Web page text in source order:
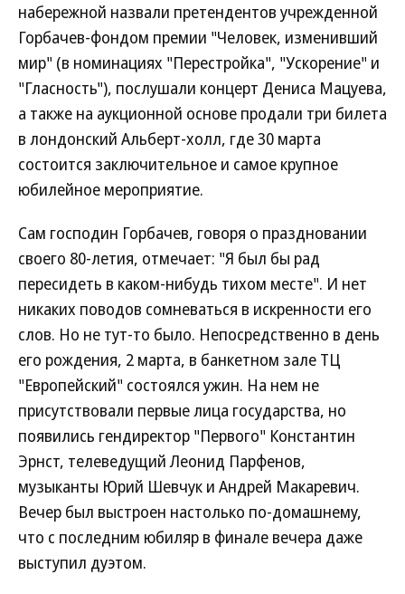
набережной назвали претендентов учрежденной
Горбачев-фондом премии "Человек, изменивший
мир" (в номинациях "Перестройка", "Ускорение" и
"Гласность"), послушали концерт Дениса Мацуева,
а также на аукционной основе продали три билета
в лондонский Альберт-холл, где 30 марта
состоится заключительное и самое крупное
юбилейное мероприятие.
Сам господин Горбачев, говоря о праздновании
своего 80-летия, отмечает: "Я был бы рад
пересидеть в каком-нибудь тихом месте". И нет
никаких поводов сомневаться в искренности его
слов. Но не тут-то было. Непосредственно в день
его рождения, 2 марта, в банкетном зале ТЦ
"Европейский" состоялся ужин. На нем не
присутствовали первые лица государства, но
появились гендиректор "Первого" Константин
Эрнст, телеведущий Леонид Парфенов,
музыканты Юрий Шевчук и Андрей Макаревич.
Вечер был выстроен настолько по-домашнему,
что с последним юбиляр в финале вечера даже
выступил дуэтом.